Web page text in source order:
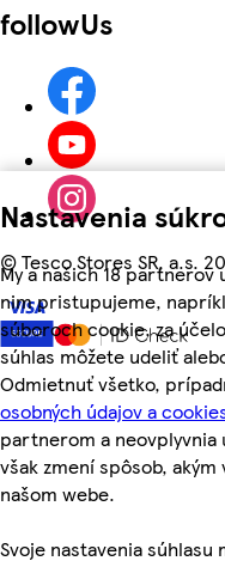
Nastavenia
My a našich 18
nim pristupujeme,
súboroch cookie, za
súhlas môžete udeliť
Odmietnuť všetko,
osobných údajov a
partnerom a neovplyvnia
však zmení spôsob,
našom webe.
Svoje nastavenia
followUs
©Tesco Stores SR, a.s.